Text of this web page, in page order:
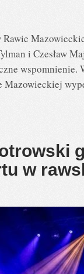
i Czesław
w